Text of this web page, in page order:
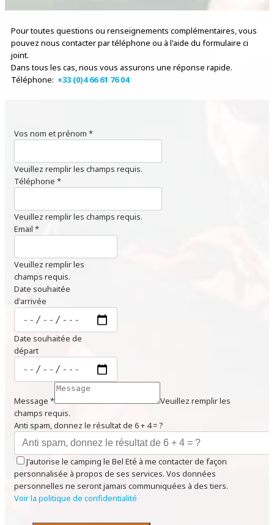
Pour toutes questions ou renseignements complémentaires, vous
pouvez nous contacter par téléphone ou à l'aide du formulaire ci
joint.
Dans tous les cas, nous vous assurons une réponse rapide.
Téléphone: +33 (0)4 66 61 76 04
Vos nom et prénom *
Veuillez remplir les champs requis.
Téléphone *
Veuillez remplir les champs requis.
Email *
Veuillez remplir les
champs requis.
Date souhaitée
d'arrivée
Date souhaitée de
départ
Message *
Veuillez remplir les
champs requis.
Anti spam, donnez le résultat de 6 + 4 = ?
J'autorise le camping le Bel Eté à me contacter de façon
personnalisée à propos de ses services. Vos données
personnelles ne seront jamais communiquées à des tiers.
Voir la politique de confidentialité